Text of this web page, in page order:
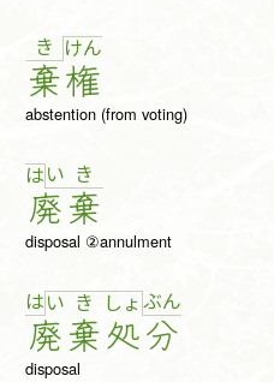
き
棄
けん
権
abstention (from voting)
は い
廃
き
棄
disposal ②annulment
はい
廃
き
棄
しょ
処
ぶん
分
disposal